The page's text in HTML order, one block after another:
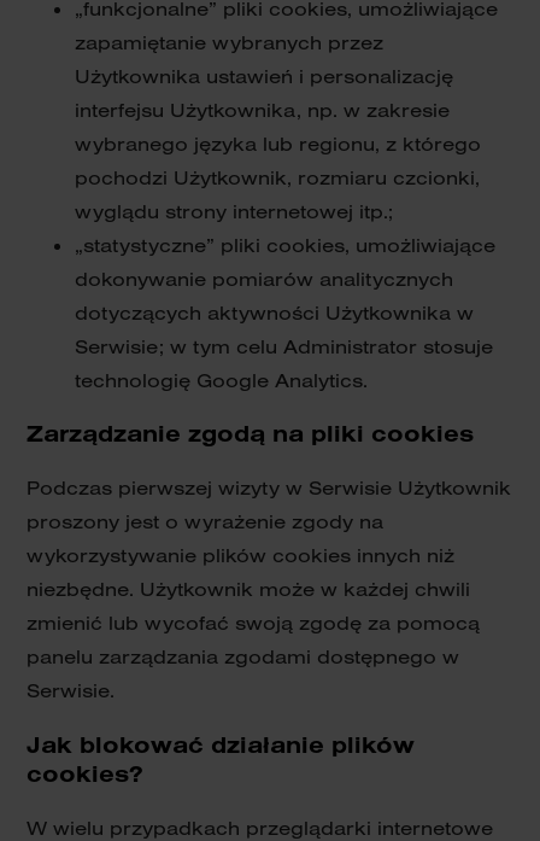
„funkcjonalne” pliki cookies, umożliwiające
zapamiętanie wybranych przez
Użytkownika ustawień i personalizację
interfejsu Użytkownika, np. w zakresie
wybranego języka lub regionu, z którego
pochodzi Użytkownik, rozmiaru czcionki,
wyglądu strony internetowej itp.;
„statystyczne” pliki cookies, umożliwiające
dokonywanie pomiarów analitycznych
dotyczących aktywności Użytkownika w
Serwisie; w tym celu Administrator stosuje
technologię Google Analytics.
Zarządzanie zgodą na pliki cookies
Podczas pierwszej wizyty w Serwisie Użytkownik
proszony jest o wyrażenie zgody na
wykorzystywanie plików cookies innych niż
niezbędne. Użytkownik może w każdej chwili
zmienić lub wycofać swoją zgodę za pomocą
panelu zarządzania zgodami dostępnego w
Serwisie.
Jak blokować działanie plików
cookies?
W wielu przypadkach przeglądarki internetowe